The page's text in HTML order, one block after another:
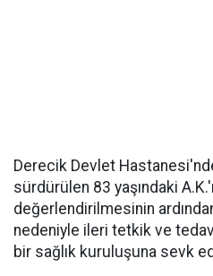
Derecik Devlet
sürdürülen 83 yaşındaki
değerlendirilmesinin
nedeniyle ileri tetkik ve
bir sağlık kuruluşuna sevk